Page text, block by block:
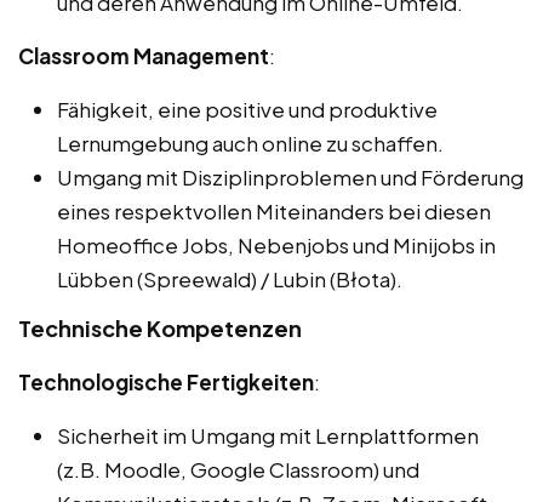
Classroom Management:
Fähigkeit, eine positive und produktive
Lernumgebung auch online zu schaffen.
Umgang mit Disziplinproblemen und Förderung
eines respektvollen Miteinanders bei diesen
Homeoffice Jobs, Nebenjobs und Minijobs in
Lübben (Spreewald) / Lubin (Błota).
Technische Kompetenzen
Technologische Fertigkeiten:
Sicherheit im Umgang mit Lernplattformen
(z.B. Moodle, Google Classroom) und